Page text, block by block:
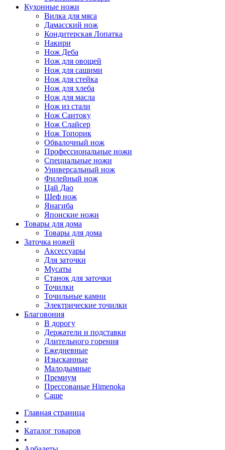
Кухонные ножи
Вилка для мяса
Дамасский нож
Кондитерская Лопатка
Накири
Нож Деба
Нож для овощей
Нож для сашими
Нож для стейка
Нож для хлеба
Нож для масла
Нож из стали
Нож Сантоку
Нож Слайсер
Нож Топорик
Обвалочный нож
Профессиональные ножи
Специальные ножи
Универсальный нож
Филейный нож
Цай Дао
Шеф нож
Янагиба
Японские ножи
Товары для дома
Товары для дома
Заточка ножей
Аксессуары
Для заточки
Мусаты
Станок для заточки
Точилки
Точильные камни
Электрические точилки
Благовония
В дорогу
Держатели и подставки
Длительного горения
Ежедневные
Изысканные
Малодымные
Премиум
Прессованые Himenoka
Саше
Главная страница
•
Каталог товаров
•